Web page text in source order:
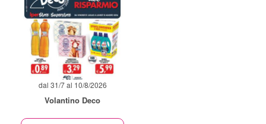
dal 31/7 al 10/8/2026
Volantino Deco